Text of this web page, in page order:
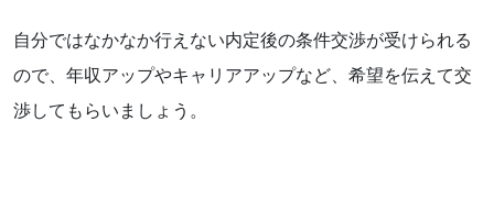
自分ではなかなか行えない内定後の条件交渉が受けられる
ので、年収アップやキャリアアップなど、希望を伝えて交
渉してもらいましょう。